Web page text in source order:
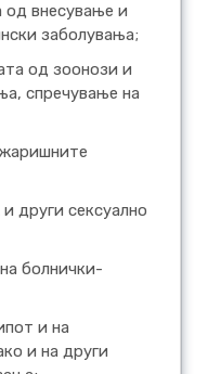
од внесување и
заболувања;
од зоонози и
спречување на
други сексуално
болнички-
и на
и на други